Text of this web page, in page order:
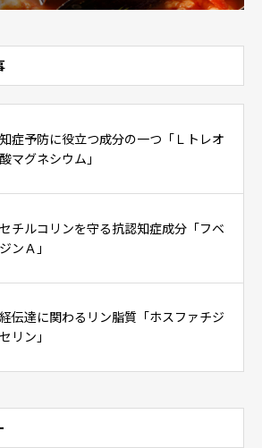
症予防に役立つ成分の一つ「Ｌトレオ
マグネシウム」
チルコリンを守る抗認知症成分「フベ
ンＡ」
伝達に関わるリン脂質「ホスファチジ
リン」